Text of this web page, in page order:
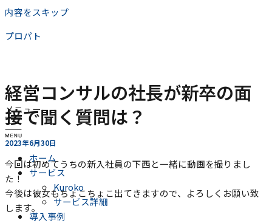
内容をスキップ
プロパト
メニュー
ホーム
サービス
Kuroko
サービス詳細
導入事例
経営コンサルの社長が新卒の面
接で聞く質問は？
2023年6月30日
今回は初めてうちの新入社員の下西と一緒に動画を撮りまし
た！
今後は彼女もちょこちょこ出てきますので、よろしくお願い致
します。